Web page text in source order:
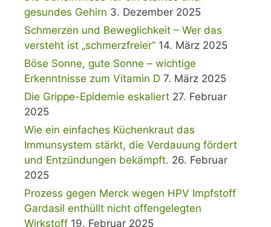
gesundes Gehirn 3. Dezember 2025
Schmerzen und Beweglichkeit – Wer das
versteht ist „schmerzfreier“ 14. März 2025
Böse Sonne, gute Sonne – wichtige
Erkenntnisse zum Vitamin D 7. März 2025
Die Grippe-Epidemie eskaliert 27. Februar
2025
Wie ein einfaches Küchenkraut das
Immunsystem stärkt, die Verdauung fördert
und Entzündungen bekämpft. 26. Februar
2025
Prozess gegen Merck wegen HPV Impfstoff
Gardasil enthüllt nicht offengelegten
Wirkstoff 19. Februar 2025